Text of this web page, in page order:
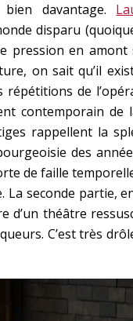
davantage.
disparu
pression en
on sait qu’il
répétitions de
contemporain
rappellent la
des
de faille
La seconde partie,
d’un théâtre
C’est très